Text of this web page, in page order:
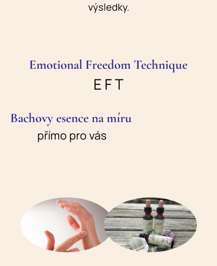
výsledky.
Emotional Freedom Technique
E F T
Bachovy esence na míru
přímo pro vás